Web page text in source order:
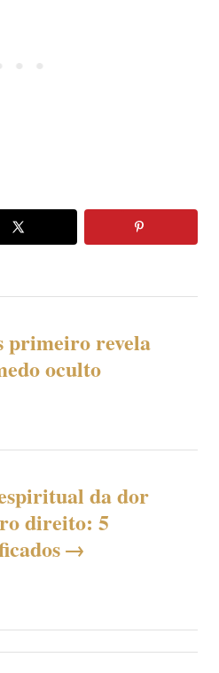
primeiro revela
oculto
da dor
direito: 5